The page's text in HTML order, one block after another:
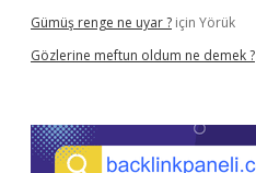
Gümüş renge ne uyar ? için Yörük
Gözlerine meftun oldum ne demek ?